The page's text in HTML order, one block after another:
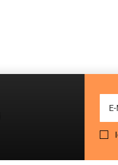
for